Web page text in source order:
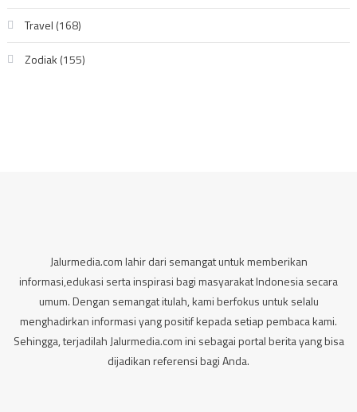
Travel (168)
Zodiak (155)
Jalurmedia.com lahir dari semangat untuk memberikan
informasi,edukasi serta inspirasi bagi masyarakat Indonesia secara
umum. Dengan semangat itulah, kami berfokus untuk selalu
menghadirkan informasi yang positif kepada setiap pembaca kami.
Sehingga, terjadilah Jalurmedia.com ini sebagai portal berita yang bisa
dijadikan referensi bagi Anda.